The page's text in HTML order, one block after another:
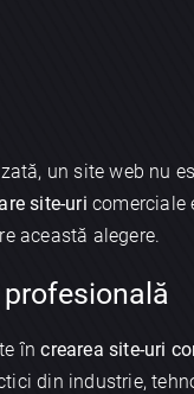
un site web nu
site-uri comerciale
această alegere.
încrearea site-uri
din industrie,